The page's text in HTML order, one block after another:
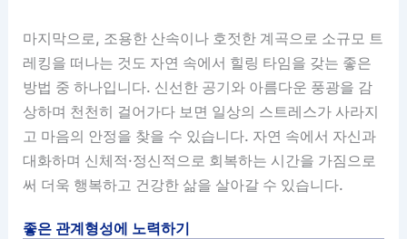
마지막으로, 조용한 산속이나 호젓한 계곡으로 소규모 트
레킹을 떠나는 것도 자연 속에서 힐링 타임을 갖는 좋은
방법 중 하나입니다. 신선한 공기와 아름다운 풍광을 감
상하며 천천히 걸어가다 보면 일상의 스트레스가 사라지
고 마음의 안정을 찾을 수 있습니다. 자연 속에서 자신과
대화하며 신체적·정신적으로 회복하는 시간을 가짐으로
써 더욱 행복하고 건강한 삶을 살아갈 수 있습니다.
좋은 관계형성에 노력하기